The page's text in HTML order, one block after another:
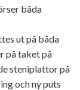
båda
ut på båda
på taket på
steniplattor på
och ny puts